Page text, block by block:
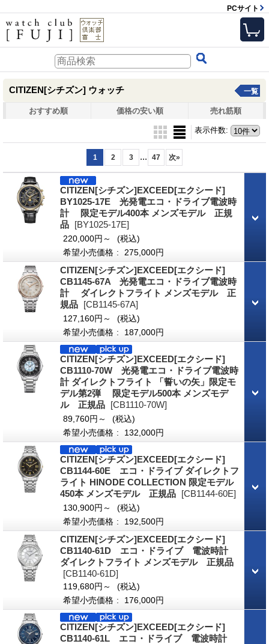
PCサイト
CITIZEN[シチズン] ウォッチ 一覧
おすすめ順 価格の安い順 売れ筋順
表示件数:
1 2 3 ... 47 次»
CITIZEN[シチズン]EXCEED[エクシード]
BY1025-17E 光発電エコ・ドライブ電波時
計 限定モデル400本 メンズモデル 正規
品 [BY1025-17E]
220,000円～
(税込)
希望小売価格 : 275,000円
CITIZEN[シチズン]EXCEED[エクシード]
CB1145-67A 光発電エコ・ドライブ電波時
計 ダイレクトフライト メンズモデル 正
規品 [CB1145-67A]
127,160円～
(税込)
希望小売価格 : 187,000円
CITIZEN[シチズン]EXCEED[エクシード]
CB1110-70W 光発電エコ・ドライブ電波時
計 ダイレクトフライト 「誓いの矢」限定モ
デル第2弾 限定モデル500本 メンズモデ
ル 正規品 [CB1110-70W]
89,760円～
(税込)
希望小売価格 : 132,000円
CITIZEN[シチズン]EXCEED[エクシード]
CB1144-60E エコ・ドライブ ダイレクトフ
ライト HINODE COLLECTION 限定モデル
450本 メンズモデル 正規品 [CB1144-60E]
130,900円～
(税込)
希望小売価格 : 192,500円
CITIZEN[シチズン]EXCEED[エクシード]
CB1140-61D エコ・ドライブ 電波時計
ダイレクトフライト メンズモデル 正規品
[CB1140-61D]
119,680円～
(税込)
希望小売価格 : 176,000円
CITIZEN[シチズン]EXCEED[エクシード]
CB1140-61L エコ・ドライブ 電波時計